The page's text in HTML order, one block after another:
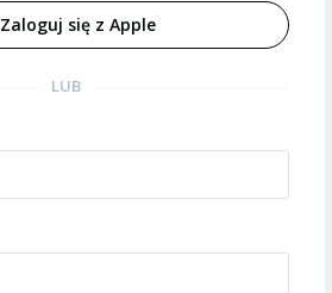
Zaloguj się z Apple
LUB